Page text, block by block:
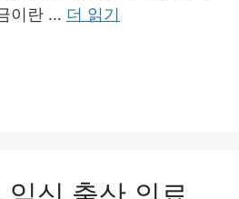
이란 … 더 읽기